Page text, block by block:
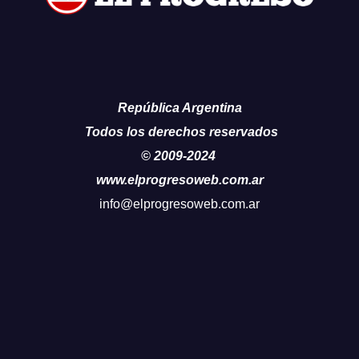
República Argentina
Todos los derechos reservados
© 2009-2024
www.elprogresoweb.com.ar
info@elprogresoweb.com.ar